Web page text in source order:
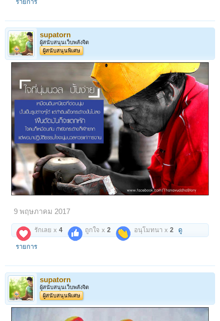
รายการ
supatorn
ผู้สนับสนุนเว็บพลังจิต
ผู้สนับสนุนพิเศษ
9 พฤษภาคม 2017
รักเลย x4 ถูกใจ x2 อนุโมทนา x2 ดู
รายการ
supatorn
ผู้สนับสนุนเว็บพลังจิต
ผู้สนับสนุนพิเศษ